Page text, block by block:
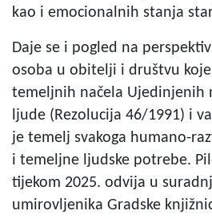
kao i emocionalnih stanja
Daje se i pogled na
osoba u obitelji i društvu
temeljnih načela Ujedinjenih
ljude (Rezolucija 46/1991) i
je temelj svakoga humano-
i temeljne ljudske potrebe.
tijekom 2025. odvija u
umirovljenika Gradske